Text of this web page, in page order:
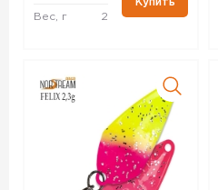
Вес, г 2
Купить